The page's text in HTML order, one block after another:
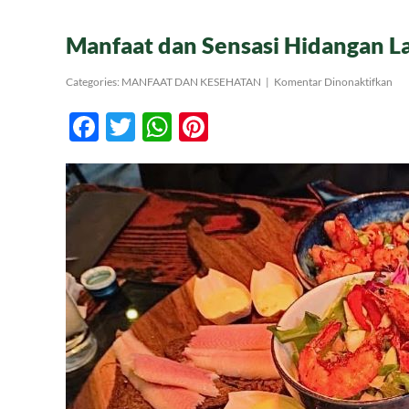
Manfaat dan Sensasi Hidangan
Categories: MANFAAT DAN KESEHATAN | Komentar Dinonaktifkan
Facebook
TwitterWhatsApp